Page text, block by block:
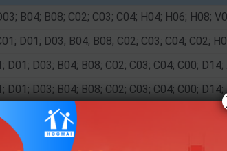
B04; B08; C02; C03; C04; H04; H06; H08;
D01; D03; B04; B08; C02; C03; C04; C02;
D01; D03; B04; B08; C02; C03; C04; C00; D14;
D01; D03; B04; B08; C02; C03; C04; C00; D14;
D01; D03; B04; B08; C02; C03; C04; C00; D14;
D01; D03; B04; B08; C02; C03; C04; C00; D14;